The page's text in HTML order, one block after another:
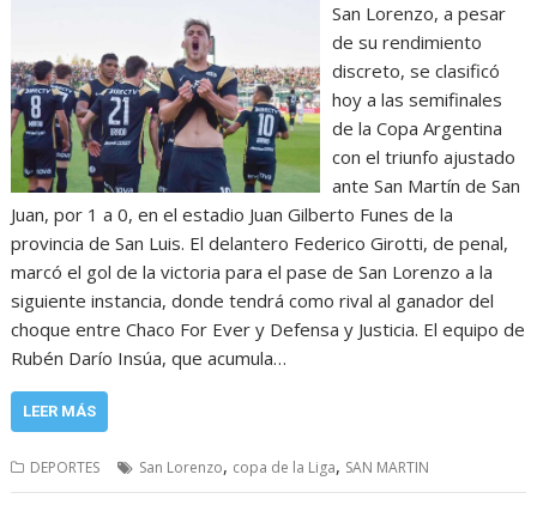
San Lorenzo, a pesar
de su rendimiento
discreto, se clasificó
hoy a las semifinales
de la Copa Argentina
con el triunfo ajustado
ante San Martín de San
Juan, por 1 a 0, en el estadio Juan Gilberto Funes de la
provincia de San Luis. El delantero Federico Girotti, de penal,
marcó el gol de la victoria para el pase de San Lorenzo a la
siguiente instancia, donde tendrá como rival al ganador del
choque entre Chaco For Ever y Defensa y Justicia. El equipo de
Rubén Darío Insúa, que acumula…
LEER MÁS
DEPORTES San Lorenzo, copa de la Liga, SAN MARTIN